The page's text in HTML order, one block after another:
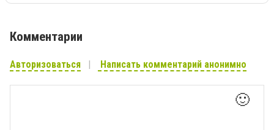
Комментарии
Авторизоваться Написать комментарий анонимно
🙂